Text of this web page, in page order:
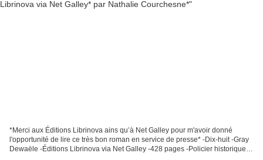
*Merci aux Éditions Librinova ains qu’à Net Galley pour m'avoir donné
l'opportunité de lire ce très bon roman en service de presse* -Dix-huit -Gray
Dewaële -Éditions Librinova via Net Galley -428 pages -Policier historique,